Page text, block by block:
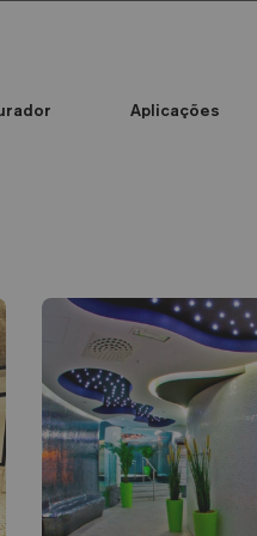
Aplicações